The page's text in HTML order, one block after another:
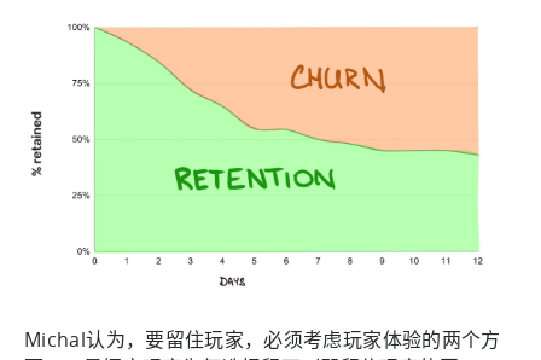
Michal认为，要留住玩家，必须考虑玩家体验的两个方